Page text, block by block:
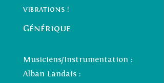
vibrations !
Générique
Musiciens/Instrumentation :
Alban Landais :